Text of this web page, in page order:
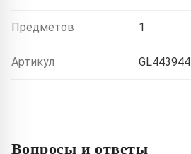
Предметов 1
Артикул GL443944
Вопросы и ответы